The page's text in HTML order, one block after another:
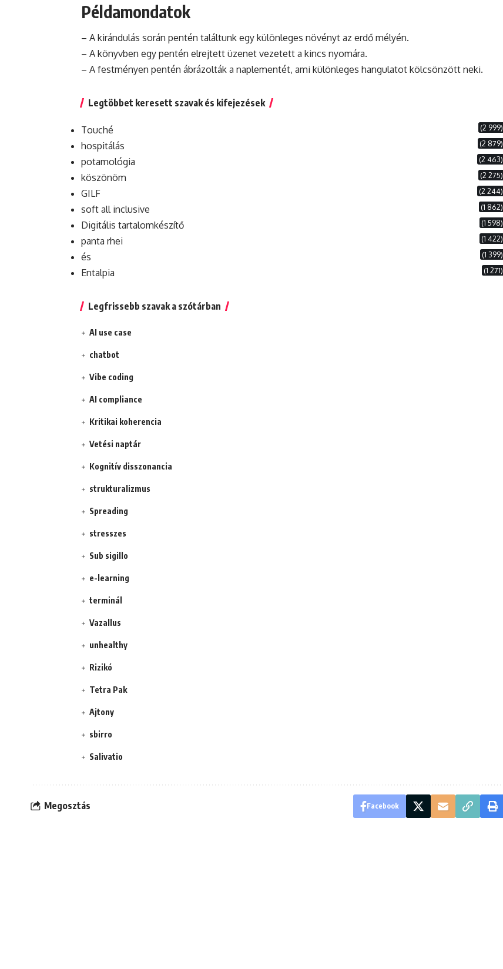
Példamondatok
– A kirándulás során pentén találtunk egy különleges növényt az erdő mélyén.
– A könyvben egy pentén elrejtett üzenet vezetett a kincs nyomára.
– A festményen pentén ábrázolták a naplementét, ami különleges hangulatot kölcsönzött neki.
Legtöbbet keresett szavak és kifejezések
Touché (2 999)
hospitálás (2 879)
potamológia (2 463)
köszönöm (2 275)
GILF (2 244)
soft all inclusive (1 862)
Digitális tartalomkészítő (1 598)
panta rhei (1 422)
és (1 399)
Entalpia (1 271)
Legfrissebb szavak a szótárban
AI use case
chatbot
Vibe coding
AI compliance
Kritikai koherencia
Vetési naptár
Kognitív disszonancia
strukturalizmus
Spreading
stresszes
Sub sigillo
e-learning
terminál
Vazallus
unhealthy
Rizikó
Tetra Pak
Ajtony
sbirro
Salivatio
Megosztás Facebook